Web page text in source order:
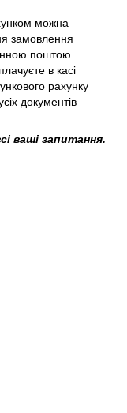
можна
замовлення
поштою
в касі
рахунку
документів
ваші запитання.